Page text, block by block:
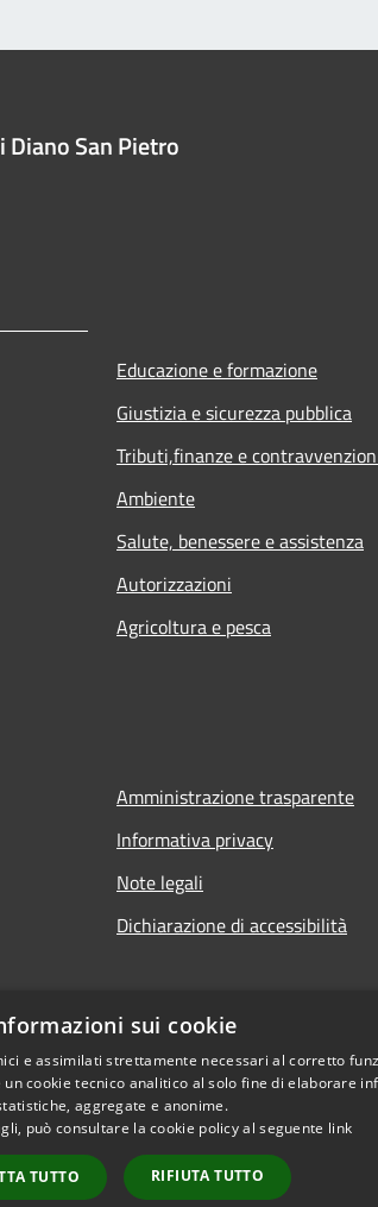
Diano San Pietro
Educazione e formazione
Giustizia e sicurezza pubblica
Tributi,finanze e
Ambiente
Salute, benessere e assistenza
Autorizzazioni
Agricoltura e pesca
Amministrazione trasparente
Informativa privacy
Note legali
Dichiarazione di accessibilità
Copyright © 2026 •
sui cookie
e assimilati strettamente necessari al corretto
cookie tecnico analitico al solo fine di elaborare
aggregate e anonime.
può consultare la cookie policy al seguente link
TUTTO RIFIUTA TUTTO